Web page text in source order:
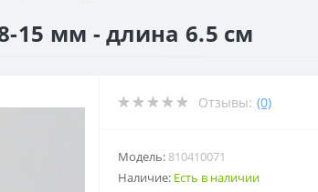
15 мм - длина 6.5 см
Отзывы: (0)
Модель: 810410071
Наличие: Есть в наличии